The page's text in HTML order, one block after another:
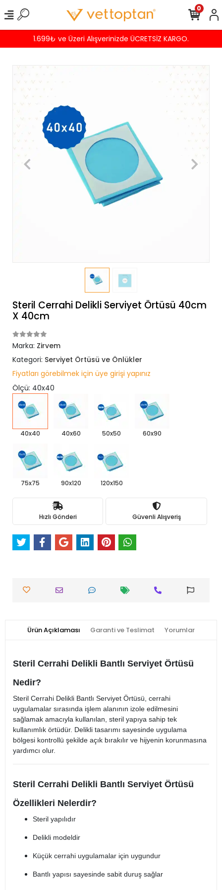
1.699₺ ve Üzeri Alışverinizde ÜCRETSİZ KARGO.
0
Steril Cerrahi Delikli Serviyet Örtüsü 40cm
X 40cm
Marka: Zirvem
Kategori: Serviyet Örtüsü ve Önlükler
Fiyatları görebilmek için üye girişi yapınız
Ölçü: 40x40
40x40 40x60 50x50 60x90
75x75 90x120 120x150
Hızlı Gönderi Güvenli Alışveriş
Ürün Açıklaması Garanti ve Teslimat Yorumlar
Steril Cerrahi Delikli Bantlı Serviyet Örtüsü
Nedir?
Steril Cerrahi Delikli Bantlı Serviyet Örtüsü, cerrahi
uygulamalar sırasında işlem alanının izole edilmesini
sağlamak amacıyla kullanılan, steril yapıya sahip tek
kullanımlık örtüdür. Delikli tasarımı sayesinde uygulama
bölgesi kontrollü şekilde açık bırakılır ve hijyenin korunmasına
yardımcı olur.
Steril Cerrahi Delikli Bantlı Serviyet Örtüsü
Özellikleri Nelerdir?
Steril yapılıdır
Delikli modeldir
Küçük cerrahi uygulamalar için uygundur
Bantlı yapısı sayesinde sabit duruş sağlar